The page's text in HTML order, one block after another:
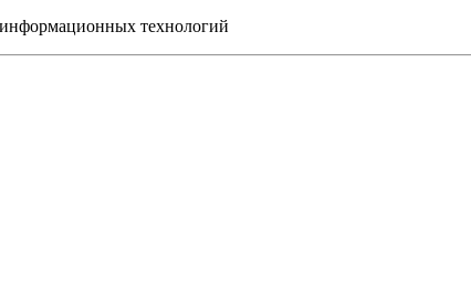
технологий